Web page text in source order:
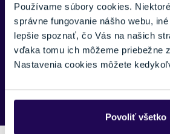
Používame súbory cookies.
správne fungovanie nášho webu,
lepšie spoznať, čo Vás na našich
vďaka tomu ich môžeme priebežne
Nastavenia cookies môžete
Povoliť všetko
Náš špecialista vám, čo najskôr